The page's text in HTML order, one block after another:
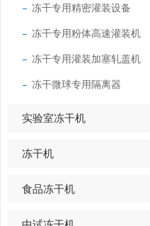
冻干专用精密灌装设备
冻干专用粉体高速灌装机
冻干专用灌装加塞轧盖机
冻干微球专用隔离器
实验室冻干机
冻干机
食品冻干机